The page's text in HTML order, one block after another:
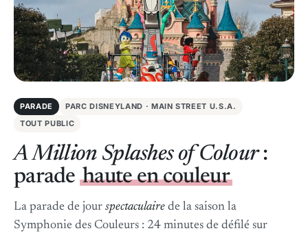
PARADE
PARC DISNEYLAND · MAIN STREET U.S.A.
TOUT PUBLIC
A Million Splashes of Colour:
paradehaute en couleur
La parade de jour spectaculaire de la saison la
Symphonie des Couleurs : 24 minutes de défilé sur